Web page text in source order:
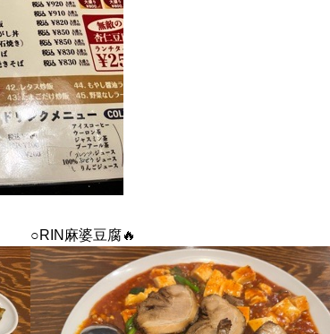
○RIN麻婆豆腐🔥